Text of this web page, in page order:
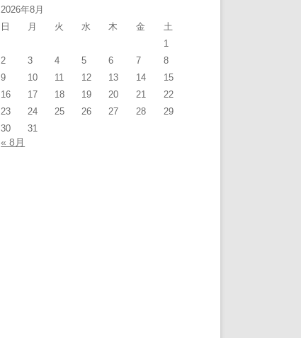
2026年8月
日
月 火 水 木 金
土
1
2
3 4 5 6 7
8
9
10 11 12 13 14
15
16
17 18 19 20 21
22
23
24 25 26 27 28
29
30
31
« 8月